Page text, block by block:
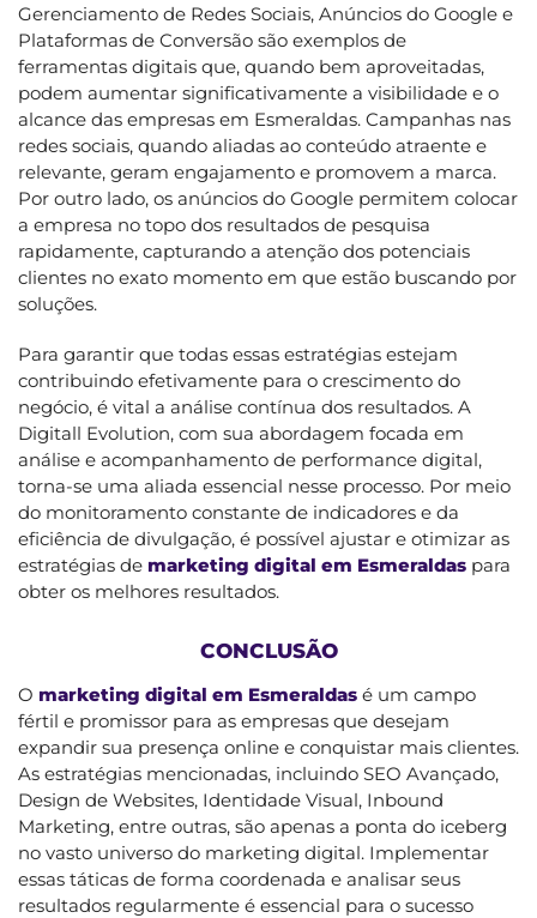
Gerenciamento de Redes Sociais, Anúncios do Google e
Plataformas de Conversão são exemplos de
ferramentas digitais que, quando bem aproveitadas,
podem aumentar significativamente a visibilidade e o
alcance das empresas em Esmeraldas. Campanhas nas
redes sociais, quando aliadas ao conteúdo atraente e
relevante, geram engajamento e promovem a marca.
Por outro lado, os anúncios do Google permitem colocar
a empresa no topo dos resultados de pesquisa
rapidamente, capturando a atenção dos potenciais
clientes no exato momento em que estão buscando por
soluções.
Para garantir que todas essas estratégias estejam
contribuindo efetivamente para o crescimento do
negócio, é vital a análise contínua dos resultados. A
Digitall Evolution, com sua abordagem focada em
análise e acompanhamento de performance digital,
torna-se uma aliada essencial nesse processo. Por meio
do monitoramento constante de indicadores e da
eficiência de divulgação, é possível ajustar e otimizar as
estratégias de marketing digital em Esmeraldas para
obter os melhores resultados.
CONCLUSÃO
O marketing digital em Esmeraldas é um campo
fértil e promissor para as empresas que desejam
expandir sua presença online e conquistar mais clientes.
As estratégias mencionadas, incluindo SEO Avançado,
Design de Websites, Identidade Visual, Inbound
Marketing, entre outras, são apenas a ponta do iceberg
no vasto universo do marketing digital. Implementar
essas táticas de forma coordenada e analisar seus
resultados regularmente é essencial para o sucesso